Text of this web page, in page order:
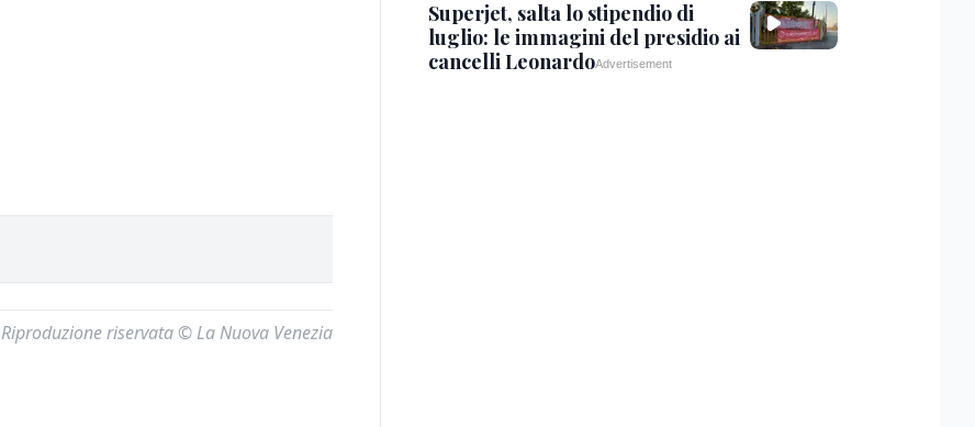
Riproduzione riservata © La Nuova Venezia
Superjet, salta lo stipendio di
luglio: le immagini del presidio ai
cancelli Leonardo